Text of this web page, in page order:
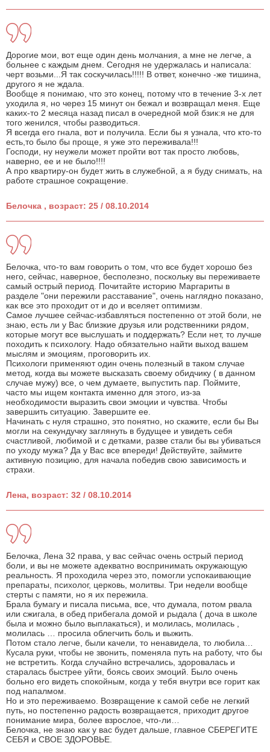
Дорогие мои, вот еще один день молчания, а мне не легче, а
больнее с каждым днем. Сегодня не удержалась и написала:
черт возьми...Я так соскучилась!!!!! В ответ, конечно -же тишина,
другого я не ждала.
Вообще я понимаю, что это конец, потому что в течение 3-х лет
уходила я, но через 15 минут он бежал и возвращал меня. Еще
каких-то 2 месяца назад писал в очередной мой бзик:я не для
того женился, чтобы разводиться.
Я всегда его гнала, вот и получила. Если бы я узнала, что кто-то
есть,то было бы проще, я уже это переживала!!!
Господи, ну неужели может пройти вот так просто любовь,
наверно, ее и не было!!!!
А про квартиру-он будет жить в служебной, а я буду снимать, на
работе страшное сокращение.
Белочка , возраст: 25 / 08.10.2014
Белочка, что-то вам говорить о том, что все будет хорошо без
него, сейчас, наверное, бесполезно, поскольку вы переживаете
самый острый период. Почитайте историю Маргариты в
разделе "они пережили расставание", очень наглядно показано,
как все это проходит от и до и вселяет оптимизм.
Самое лучшее сейчас-избавляться постепенно от этой боли, не
знаю, есть ли у Вас близкие друзья или родственники рядом,
которые могут все выслушать и поддержать? Если нет, то лучше
походить к психологу. Надо обязательно найти выход вашем
мыслям и эмоциям, проговорить их.
Психологи применяют один очень полезный в таком случае
метод, когда вы можете высказать своему обидчику ( в данном
случае мужу) все, о чем думаете, выпустить пар. Поймите,
часто мы ищем контакта именно для этого, из-за
необходимости выразить свои эмоции и чувства. Чтобы
завершить ситуацию. Завершите ее.
Начинать с нуля страшно, это понятно, но скажите, если бы Вы
могли на секундучку заглянуть в будущее и увидеть себя
счастливой, любимой и с детками, разве стали бы вы убиваться
по уходу мужа? Да у Вас все впереди! Действуйте, займите
активную позицию, для начала победив свою зависимость и
страхи.
Лена, возраст: 32 / 08.10.2014
Белочка, Лена 32 права, у вас сейчас очень острый период
боли, и вы не можете адекватно воспринимать окружающую
реальность. Я проходила через это, помогли успокаивающие
препараты, психолог, церковь, молитвы. Три недели вообще
стерты с памяти, но я их пережила.
Брала бумагу и писала письма, все, что думала, потом рвала
или сжигала, в обед прибегала домой и рыдала ( доча в школе
была и можно было выплакаться), и молилась, молилась ,
молилась … просила облегчить боль и выжить.
Потом стало легче, были качели, то ненавидела, то любила…
Кусала руки, чтобы не звонить, поменяла путь на работу, что бы
не встретить. Когда случайно встречались, здоровалась и
старалась быстрее уйти, боясь своих эмоций. Было очень
больно его видеть спокойным, когда у тебя внутри все горит как
под напалмом.
Но и это переживаемо. Возвращение к самой себе не легкий
путь, но постепенно радость возвращается, приходит другое
понимание мира, более взрослое, что-ли…
Белочка, не знаю как у вас будет дальше, главное СБЕРЕГИТЕ
СЕБЯ и СВОЕ ЗДОРОВЬЕ.